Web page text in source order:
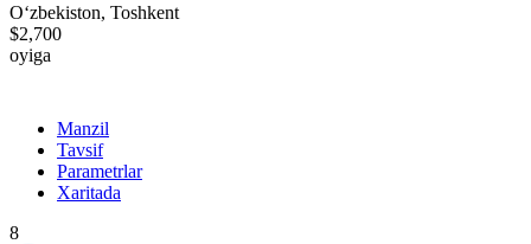
Oʻzbekiston, Toshkent
$2,700
oyiga
Manzil
Tavsif
Parametrlar
Xaritada
8